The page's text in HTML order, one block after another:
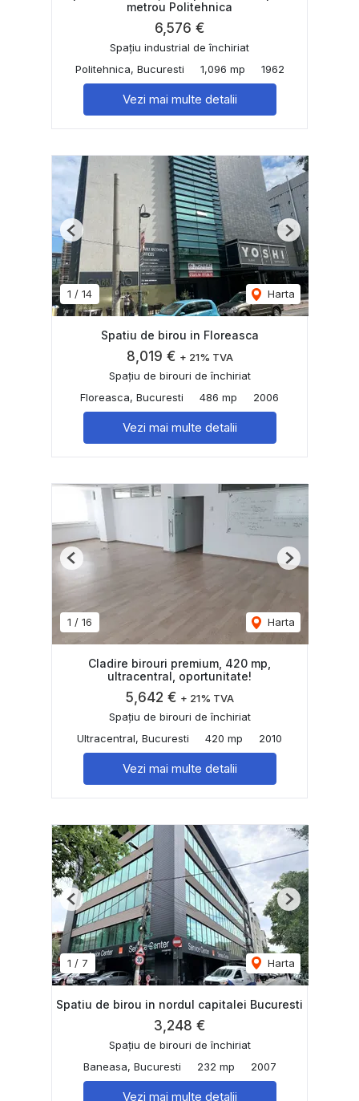
metrou Politehnica
6,576 €
Spațiu industrial de închiriat
Politehnica, Bucuresti
1,096 mp 1962
Vezi mai multe detalii
1 / 14 Harta
Previous Next
Spatiu de birou in Floreasca
8,019 € + 21% TVA
Spațiu de birouri de închiriat
Floreasca, Bucuresti
486 mp 2006
Vezi mai multe detalii
1 / 16 Harta
Previous Next
Cladire birouri premium, 420 mp,
ultracentral, oportunitate!
5,642 € + 21% TVA
Spațiu de birouri de închiriat
Ultracentral, Bucuresti
420 mp 2010
Vezi mai multe detalii
1 / 7 Harta
Previous Next
Spatiu de birou in nordul capitalei Bucuresti
3,248 €
Spațiu de birouri de închiriat
Baneasa, Bucuresti
232 mp 2007
Vezi mai multe detalii